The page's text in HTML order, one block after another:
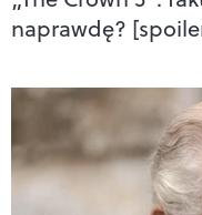
naprawdę?